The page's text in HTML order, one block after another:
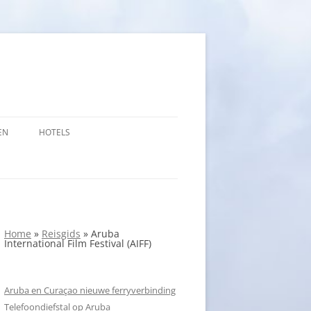
HOTELS
Home » Reisgids » Aruba
International Film Festival (AIFF)
Aruba en Curaçao nieuwe ferryverbinding
Telefoondiefstal op Aruba